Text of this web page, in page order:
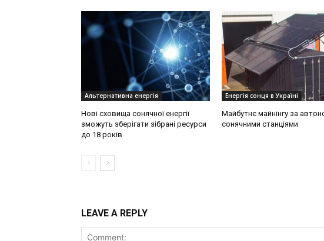
Альтернативна енергія
Нові сховища сонячної енергії
зможуть зберігати зібрані ресурси
до 18 років
Енергія сонця в Україні
Майбутнє майнінгу за
сонячними станціями
LEAVE A REPLY